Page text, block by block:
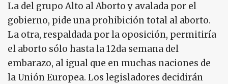
La del grupo Alto al Aborto y avalada por el
gobierno, pide una prohibición total al aborto.
La otra, respaldada por la oposición, permitiría
el aborto sólo hasta la 12da semana del
embarazo, al igual que en muchas naciones de
la Unión Europea. Los legisladores decidirán